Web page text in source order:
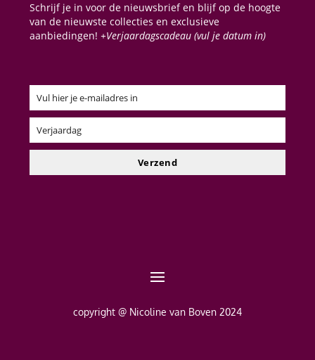
Schrijf je in voor de nieuwsbrief en blijf op de hoogte
van de nieuwste collecties en exclusieve
aanbiedingen!+Verjaardagscadeau (vul je datum in)
Email
Vul hier je e-mailadres in
Verjaardag
Verjaardag
Verzend
copyright @ Nicoline van Boven 2024